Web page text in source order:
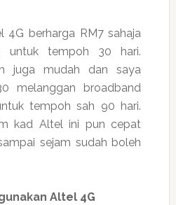
4G berharga RM7 sahaja
untuk tempoh 30 hari.
juga mudah dan saya
melanggan broadband
tempoh sah 90 hari.
kad Altel ini pun cepat
sejam sudah boleh
Altel 4G